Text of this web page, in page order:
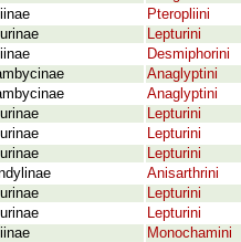
Pteropliini
Lepturini
Desmiphorini
Anaglyptini
Anaglyptini
Lepturini
Lepturini
Lepturini
Anisarthrini
Lepturini
Lepturini
Monochamini